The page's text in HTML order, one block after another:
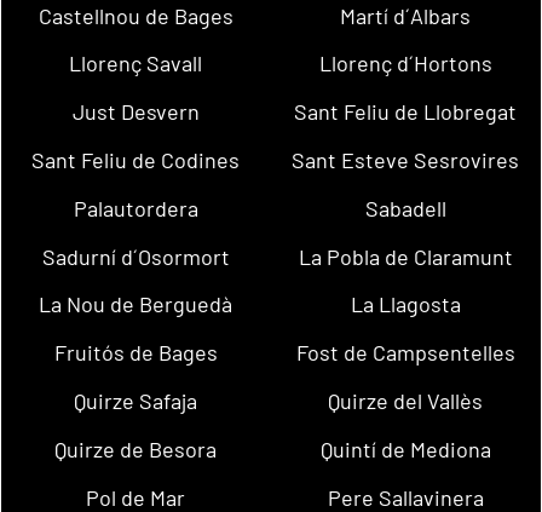
Castellnou de Bages
Martí d´Albars
Llorenç Savall
Llorenç d´Hortons
Just Desvern
Sant Feliu de Llobregat
Sant Feliu de Codines
Sant Esteve Sesrovires
Palautordera
Sabadell
Sadurní d´Osormort
La Pobla de Claramunt
La Nou de Berguedà
La Llagosta
Fruitós de Bages
Fost de Campsentelles
Quirze Safaja
Quirze del Vallès
Quirze de Besora
Quintí de Mediona
Pol de Mar
Pere Sallavinera